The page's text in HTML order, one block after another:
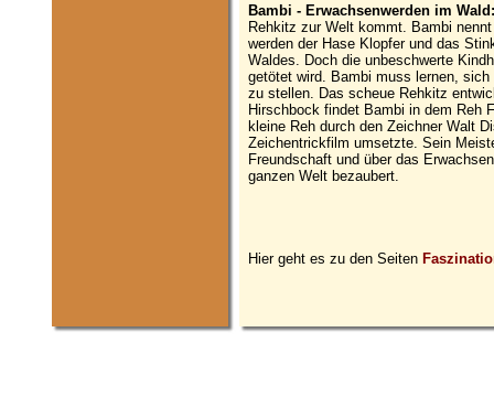
Bambi - Erwachsenwerden im Wald:
Rehkitz zur Welt kommt. Bambi
werden der Hase Klopfer und das
Waldes. Doch die unbeschwerte
getötet wird. Bambi muss lernen, sich
zu stellen. Das scheue Rehkitz
Hirschbock findet Bambi in dem Reh
kleine Reh durch den Zeichner Walt
Zeichentrickfilm umsetzte. Sein
Freundschaft und über das
ganzen Welt bezaubert.
Hier geht es zu den Seiten